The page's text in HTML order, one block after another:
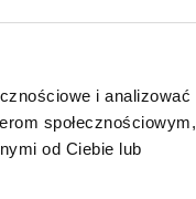
i analizować
społecznościowym,
od Ciebie lub